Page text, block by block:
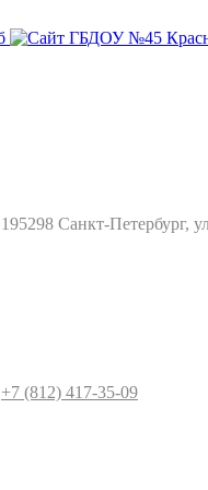
195298 Санкт-Петербург,
+7 (812) 417-35-09